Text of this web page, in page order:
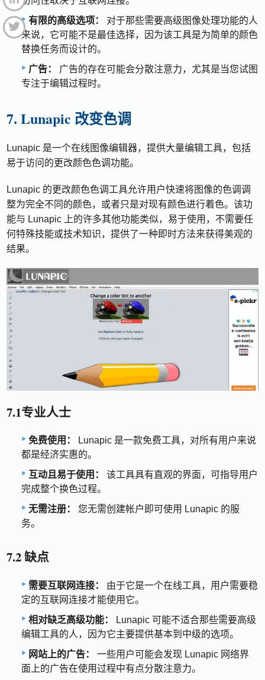
有限的高级选项：
对于那些需要高级图像处理功能的人
来说，它可能不是最佳选择，因为该工具是为简单的颜色
替换任务而设计的。
广告：
广告的存在可能会分散注意力，尤其是当您试图
专注于编辑过程时。
7. Lunapic 改变色调
Lunapic 是一个在线图像编辑器，提供大量编辑工具，包括
易于访问的更改颜色色调功能。
Lunapic 的更改颜色色调工具允许用户快速将图像的色调调
整为完全不同的颜色，或者只是对现有颜色进行着色。该功
能与 Lunapic 上的许多其他功能类似，易于使用，不需要任
何特殊技能或技术知识，提供了一种即时方法来获得美观的
结果。
7.1专业人士
免费使用：
Lunapic 是一款免费工具，对所有用户来说
都是经济实惠的。
互动且易于使用：
该工具具有直观的界面，可指导用户
完成整个换色过程。
无需注册：
您无需创建帐户即可使用 Lunapic 的服
务。
7.2 缺点
需要互联网连接：
由于它是一个在线工具，用户需要稳
定的互联网连接才能使用它。
相对缺乏高级功能：
Lunapic 可能不适合那些需要高级
编辑工具的人，因为它主要提供基本到中级的选项。
网站上的广告：
一些用户可能会发现 Lunapic 网络界
面上的广告在使用过程中有点分散注意力。